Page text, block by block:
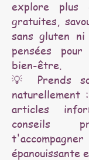
explore
gratuites,
sans gluten
pensées
bien-être.
💡 Prends
naturellement
articles
conseils
épanouissante